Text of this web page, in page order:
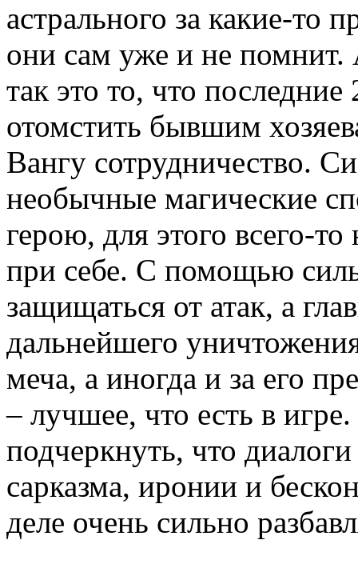
астрального за какие-то
они сам уже и не
так это то, что
отомстить бывшим
Вангу сотрудничество.
необычные магические
герою, для этого всего-
при себе. С помощью
защищаться от атак, а
дальнейшего
меча, а иногда и за его
– лучшее, что есть в
подчеркнуть, что
сарказма, иронии и
деле очень сильно